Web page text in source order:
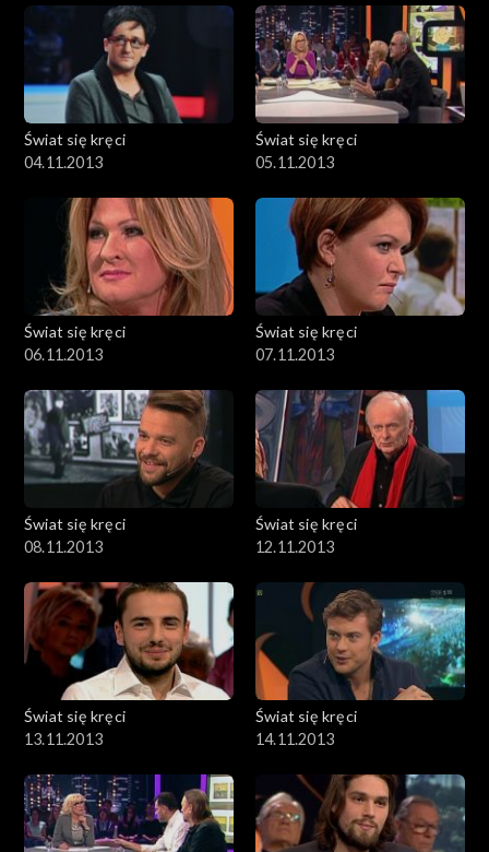
Świat się kręci
04.11.2013
Świat się kręci
05.11.2013
Świat się kręci
06.11.2013
Świat się kręci
07.11.2013
Świat się kręci
08.11.2013
Świat się kręci
12.11.2013
Świat się kręci
13.11.2013
Świat się kręci
14.11.2013